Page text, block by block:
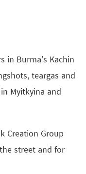
in Burma’s Kachin
teargas and
Myitkyina and
Creation Group
street and for